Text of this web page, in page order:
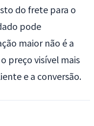
do frete para o
pode
maior não é a
preço visível mais
e a conversão.